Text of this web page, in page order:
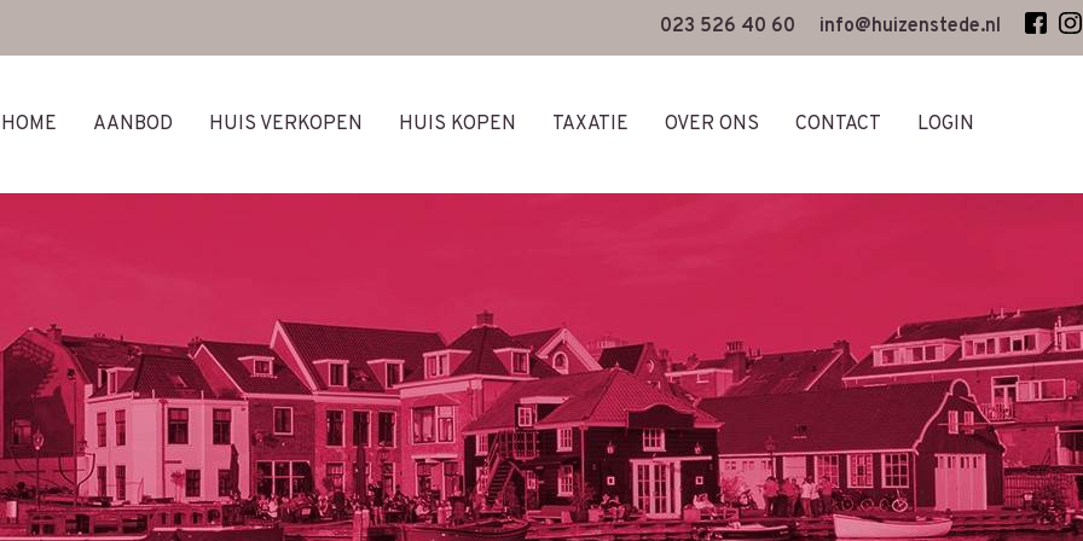
023 526 40 60 info@huizenstede.nl
HOME AANBOD HUIS VERKOPEN HUIS KOPEN TAXATIE OVER ONS CONTACT LOGIN